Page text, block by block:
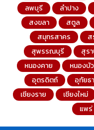
ลพบุรี
ลำปาง
สงขลา
สตูล
สมุทรสาคร
ส
สุพรรณบุรี
สุร
หนองคาย
หนองบั
อุตรดิตถ์
อุทัยธ
เชียงราย
เชียงใหม่
แพร่